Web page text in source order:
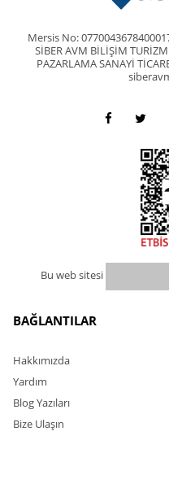
Mersis No:
SİBER AVM BİLİŞİM
PAZARLAMA SANAYİ
Bu web sitesi
BAĞLANTILAR
Hakkımızda
Yardım
Blog Yazıları
Bize Ulaşın